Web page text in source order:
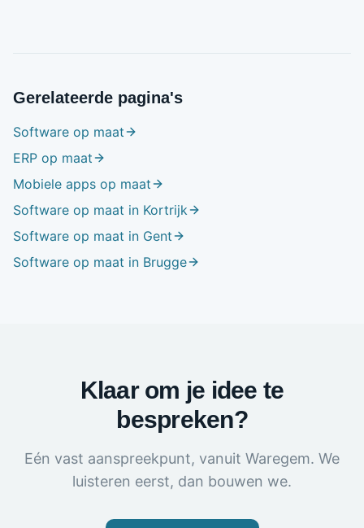
Gerelateerde pagina's
Software op maat
ERP op maat
Mobiele apps op maat
Software op maat in Kortrijk
Software op maat in Gent
Software op maat in Brugge
Klaar om je idee te
bespreken?
Eén vast aanspreekpunt, vanuit Waregem. We
luisteren eerst, dan bouwen we.